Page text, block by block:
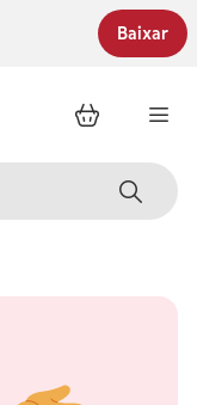
Baixar